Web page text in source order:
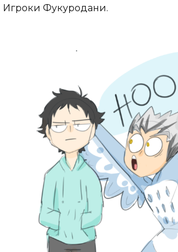
Игроки Фукуродани.